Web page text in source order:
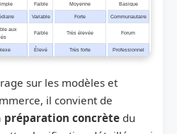
Faible Moyenne Basique
Variable Forte Communautaire
aux
Faible Très élevée Forum
Élevé Très forte Professionnel
sur les modèles et
il convient de
préparation concrète du